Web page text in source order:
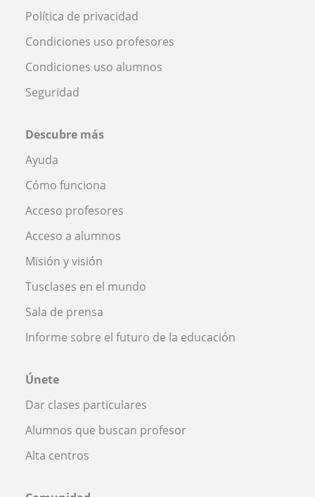
Política de privacidad
Condiciones uso profesores
Condiciones uso alumnos
Seguridad
Descubre más
Ayuda
Cómo funciona
Acceso profesores
Acceso a alumnos
Misión y visión
Tusclases en el mundo
Sala de prensa
Informe sobre el futuro de la educación
Únete
Dar clases particulares
Alumnos que buscan profesor
Alta centros